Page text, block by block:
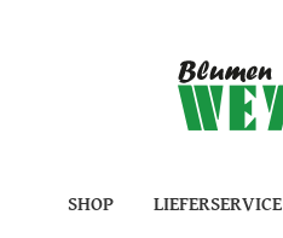
SHOP LIEFERSERVICE